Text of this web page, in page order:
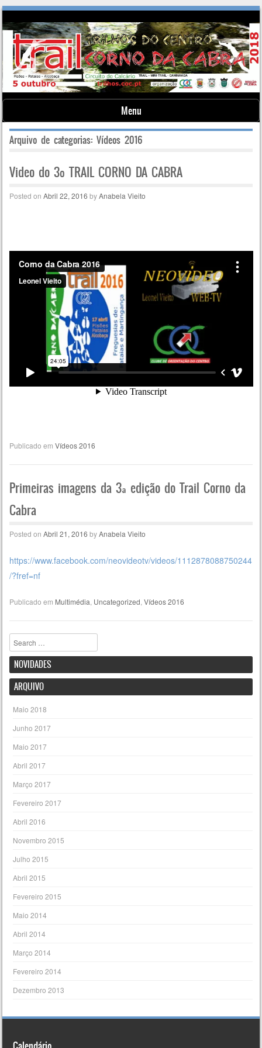
Menu
Skip to content
Arquivo de categorias: Vídeos 2016
Video do 3º TRAIL CORNO DA CABRA
Posted on Abril 22, 2016 byAnabela Vieito
Publicado em Vídeos 2016
Primeiras imagens da 3ª edição do Trail Corno da
Cabra
Posted on Abril 21, 2016 byAnabela Vieito
https://www.facebook.com/neovideotv/videos/1112878088750244
/?fref=nf
Publicado em Multimédia Uncategorized Vídeos 2016
Pesquisar
NOVIDADES
ARQUIVO
Maio 2018
Junho 2017
Maio 2017
Abril 2017
Março 2017
Fevereiro 2017
Abril 2016
Novembro 2015
Julho 2015
Abril 2015
Fevereiro 2015
Maio 2014
Abril 2014
Março 2014
Fevereiro 2014
Dezembro 2013